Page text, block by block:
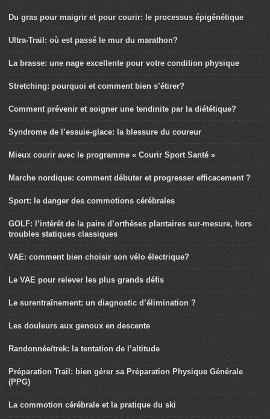
Du gras pour maigrir et pour courir: le processus épigénétique
Ultra-Trail: où est passé le mur du marathon?
La brasse: une nage excellente pour votre condition physique
Stretching: pourquoi et comment bien s’étirer?
Comment prévenir et soigner une tendinite par la diététique?
Syndrome de l’essuie-glace: la blessure du coureur
Mieux courir avec le programme « Courir Sport Santé »
Marche nordique: comment débuter et progresser efficacement ?
Sport: le danger des commotions cérébrales
GOLF: l’intérêt de la paire d’orthèses plantaires sur-mesure, hors
troubles statiques classiques
VAE: comment bien choisir son vélo électrique?
Le VAE pour relever les plus grands défis
Le surentraînement: un diagnostic d’élimination ?
Les douleurs aux genoux en descente
Randonnée/trek: la tentation de l’altitude
Préparation Trail: bien gérer sa Préparation Physique Générale
(PPG)
La commotion cérébrale et la pratique du ski